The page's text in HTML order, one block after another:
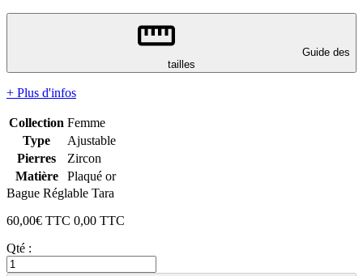
Guide des
tailles
+ Plus d'infos
Collection Femme
Type
Ajustable
Pierres
Zircon
Matière
Plaqué or
Bague Réglable Tara
60,00€ TTC 0,00 TTC
Qté :